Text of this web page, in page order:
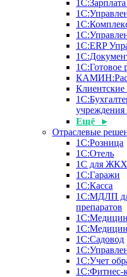
1С:ERP
1C:Готовое
Клиентские
Ещё ▸
Отраслевые
1С:Розница
1С:Отель
1С для
1С:Гаражи
1С:Касса
1С:МДЛП
препаратов
1С:Садовод
1С:Учет
1С:Фитнес-